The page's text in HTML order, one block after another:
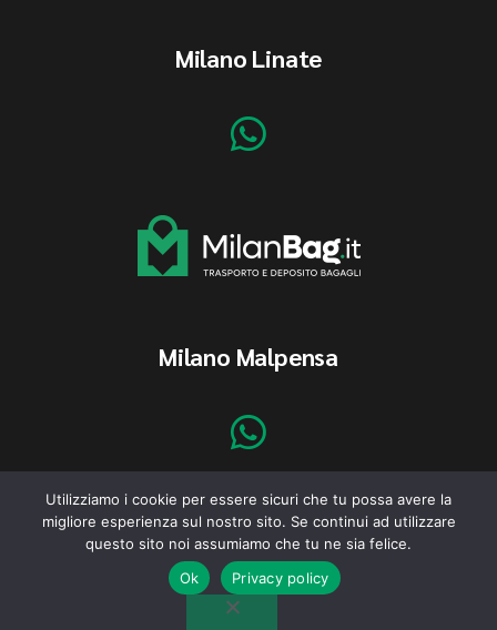
Milano Linate
Milano Malpensa
© 2022 Milan Bag | Project:Alessandra Campagnola
Webvox Agency| P.IVA 01151790159
Utilizziamo i cookie per essere sicuri che tu possa avere la
migliore esperienza sul nostro sito. Se continui ad utilizzare
questo sito noi assumiamo che tu ne sia felice.
Ok
Privacy policy